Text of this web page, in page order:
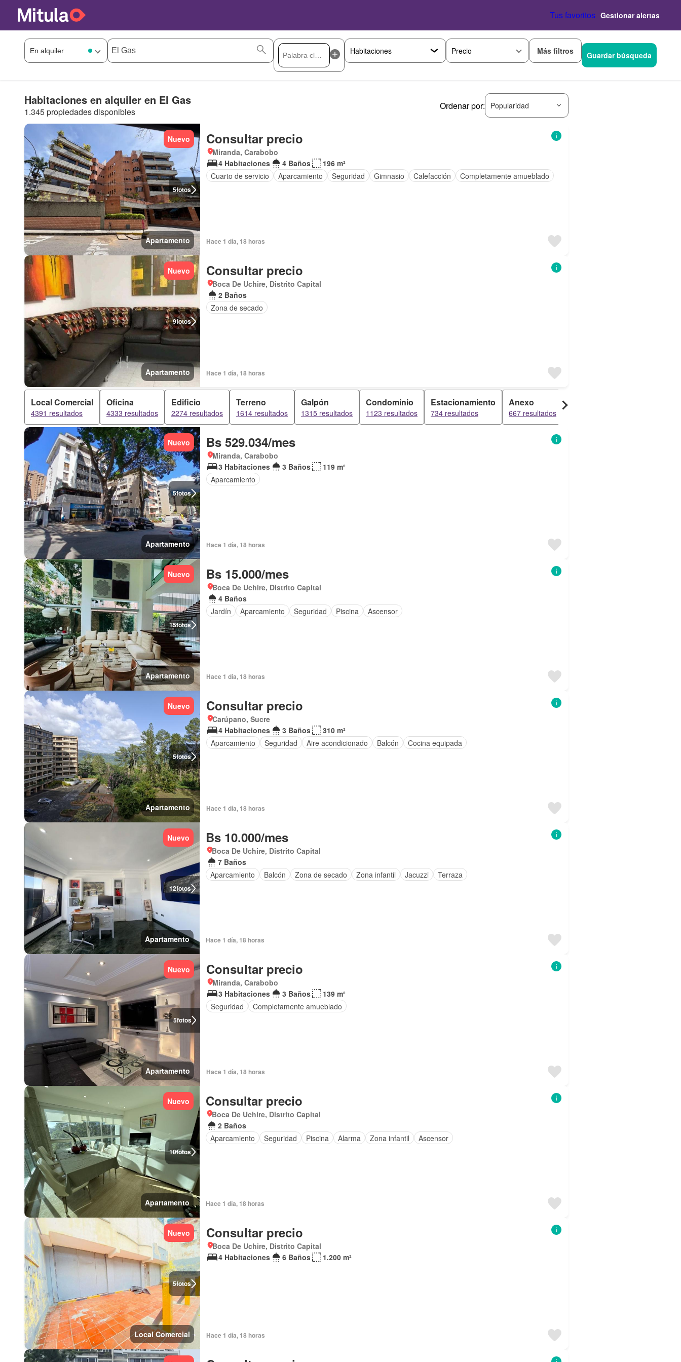
Tus favoritos Gestionar alertas
Precio Más filtros Guardar búsqueda
Habitaciones en alquiler en El Gas
1.345 propiedades disponibles
Ordenar por: Popularidad
5fotos
Nuevo
Apartamento
Consultar precio
Miranda, Carabobo
4 Habitaciones
4 Baños
196 m²
Cuarto de servicio
Aparcamiento Seguridad Gimnasio Calefacción Completamente amueblado
Hace 1 día, 18 horas
9fotos
Nuevo
Apartamento
Consultar precio
Boca De Uchire, Distrito Capital
2 Baños
Zona de secado
Hace 1 día, 18 horas
Local Comercial
4391 resultados
Oficina
4333 resultados
Edificio
2274 resultados
Terreno
1614 resultados
Galpón
1315 resultados
Condominio
1123 resultados
Estacionamiento
734 resultados
Anexo
667 resultados
5fotos
Nuevo
Apartamento
Bs 529.034/mes
Miranda, Carabobo
3 Habitaciones
3 Baños
119 m²
Aparcamiento
Hace 1 día, 18 horas
15fotos
Nuevo
Apartamento
Bs 15.000/mes
Boca De Uchire, Distrito Capital
4 Baños
Jardín
Aparcamiento Seguridad Piscina Ascensor
Hace 1 día, 18 horas
5fotos
Nuevo
Apartamento
Consultar precio
Carúpano, Sucre
4 Habitaciones
3 Baños
310 m²
Aparcamiento
Seguridad Aire acondicionado Balcón Cocina equipada
Hace 1 día, 18 horas
12fotos
Nuevo
Apartamento
Bs 10.000/mes
Boca De Uchire, Distrito Capital
7 Baños
Aparcamiento
Balcón Zona de secado Zona infantil Jacuzzi Terraza
Hace 1 día, 18 horas
5fotos
Nuevo
Apartamento
Consultar precio
Miranda, Carabobo
3 Habitaciones
3 Baños
139 m²
Seguridad
Completamente amueblado
Hace 1 día, 18 horas
10fotos
Nuevo
Apartamento
Consultar precio
Boca De Uchire, Distrito Capital
2 Baños
Aparcamiento
Seguridad Piscina Alarma Zona infantil Ascensor
Hace 1 día, 18 horas
5fotos
Nuevo
Local Comercial
Consultar precio
Boca De Uchire, Distrito Capital
4 Habitaciones
6 Baños 1.200 m²
Hace 1 día, 18 horas